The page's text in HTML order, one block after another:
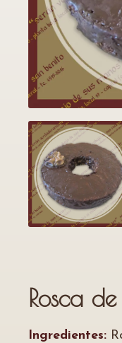
Rosca
Ingredientes: